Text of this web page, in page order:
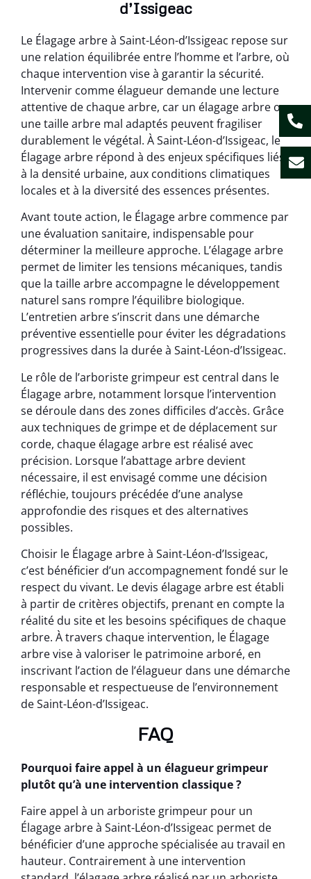
d’Issigeac
Le Élagage arbre à Saint-Léon-d’Issigeac repose sur
une relation équilibrée entre l’homme et l’arbre, où
chaque intervention vise à garantir la sécurité.
Intervenir comme élagueur demande une lecture
attentive de chaque arbre, car un élagage arbre ou
une taille arbre mal adaptés peuvent fragiliser
durablement le végétal. À Saint-Léon-d’Issigeac, le
Élagage arbre répond à des enjeux spécifiques liés
à la densité urbaine, aux conditions climatiques
locales et à la diversité des essences présentes.
Avant toute action, le Élagage arbre commence par
une évaluation sanitaire, indispensable pour
déterminer la meilleure approche. L’élagage arbre
permet de limiter les tensions mécaniques, tandis
que la taille arbre accompagne le développement
naturel sans rompre l’équilibre biologique.
L’entretien arbre s’inscrit dans une démarche
préventive essentielle pour éviter les dégradations
progressives dans la durée à Saint-Léon-d’Issigeac.
Le rôle de l’arboriste grimpeur est central dans le
Élagage arbre, notamment lorsque l’intervention
se déroule dans des zones difficiles d’accès. Grâce
aux techniques de grimpe et de déplacement sur
corde, chaque élagage arbre est réalisé avec
précision. Lorsque l’abattage arbre devient
nécessaire, il est envisagé comme une décision
réfléchie, toujours précédée d’une analyse
approfondie des risques et des alternatives
possibles.
Choisir le Élagage arbre à Saint-Léon-d’Issigeac,
c’est bénéficier d’un accompagnement fondé sur le
respect du vivant. Le devis élagage arbre est établi
à partir de critères objectifs, prenant en compte la
réalité du site et les besoins spécifiques de chaque
arbre. À travers chaque intervention, le Élagage
arbre vise à valoriser le patrimoine arboré, en
inscrivant l’action de l’élagueur dans une démarche
responsable et respectueuse de l’environnement
de Saint-Léon-d’Issigeac.
FAQ
Pourquoi faire appel à un élagueur grimpeur
plutôt qu’à une intervention classique ?
Faire appel à un arboriste grimpeur pour un
Élagage arbre à Saint-Léon-d’Issigeac permet de
bénéficier d’une approche spécialisée au travail en
hauteur. Contrairement à une intervention